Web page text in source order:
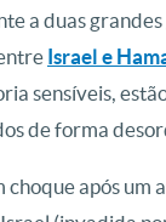
a duas
Israel e
sensíveis,
de forma
choque após um